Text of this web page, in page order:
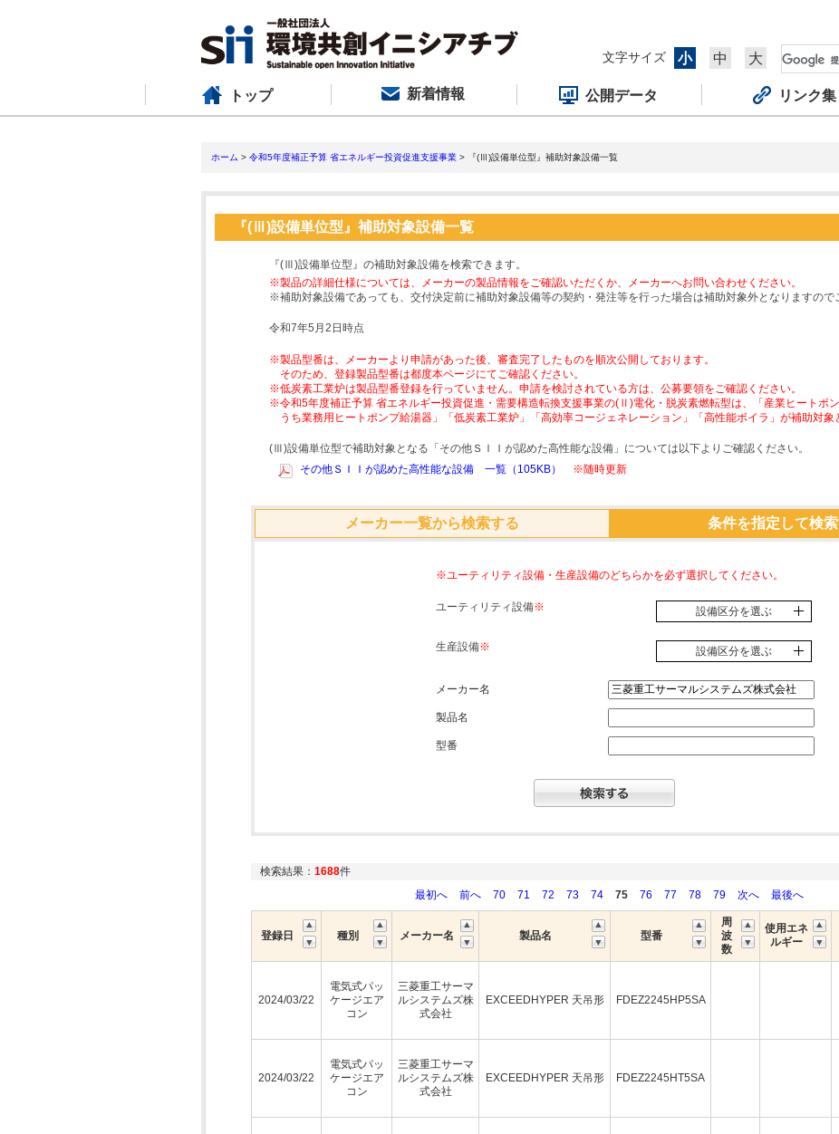
文字サイズ
小 中 大
トップ 新着情報 公開データ リンク集
ホーム > 令和5年度補正予算 省エネルギー投資促進支援事業 > 『(Ⅲ)設備単位型』補助対象設備一覧
『(Ⅲ)設備単位型』補助対象設備一覧
『(Ⅲ)設備単位型』の補助対象設備を検索できます。
※製品の詳細仕様については、メーカーの製品情報をご確認いただくか、メーカーへお問い合わせください。
※補助対象設備であっても、交付決定前に補助対象設備等の契約・発注等を行った場合は補助対象外となりますので
令和7年5月2日時点
※製品型番は、メーカーより申請があった後、審査完了したものを順次公開しております。
そのため、登録製品型番は都度本ページにてご確認ください。
※低炭素工業炉は製品型番登録を行っていません。申請を検討されている方は、公募要領をご確認ください。
※令和5年度補正予算 省エネルギー投資促進・需要構造転換支援事業の(Ⅱ)電化・脱炭素燃転型は、「産業ヒートポ
うち業務用ヒートポンプ給湯器」「低炭素工業炉」「高効率コージェネレーション」「高性能ボイラ」が補助対象
(Ⅲ)設備単位型で補助対象となる「その他ＳＩＩが認めた高性能な設備」については以下よりご確認ください。
その他ＳＩＩが認めた高性能な設備 一覧（105KB）
※随時更新
メーカー一覧から検索する 条件を指定して検
※ユーティリティ設備・生産設備のどちらかを必ず選択してください。
ユーティリティ設備※ 設備区分を選ぶ
生産設備※ 設備区分を選ぶ
メーカー名
製品名
型番
検索結果： 1688件
最初へ
前へ 70 71 72 73 74 75 76 77 78 79 次へ 最後へ
登録日 種別 メーカー名 製品名 型番
周
波
数
使用エネ
ルギー
2024/03/22
電気式パッ
ケージエア
コン
三菱重工サーマ
ルシステムズ株
式会社
EXCEEDHYPER 天吊形 FDEZ2245HP5SA
2024/03/22
電気式パッ
ケージエア
コン
三菱重工サーマ
ルシステムズ株
式会社
EXCEEDHYPER 天吊形 FDEZ2245HT5SA